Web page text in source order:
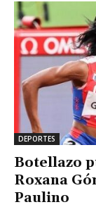
DEPORTES
Botellazo
Roxana
Paulino